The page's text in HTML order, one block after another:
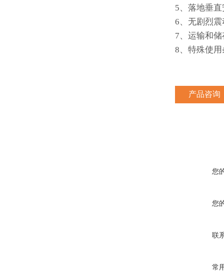
5、落地垂
6、无剧烈
7、运输和
8、特殊使
产品咨询
您
您
联
常